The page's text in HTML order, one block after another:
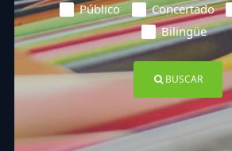
Público Concertado
Bilingüe
BUSCAR